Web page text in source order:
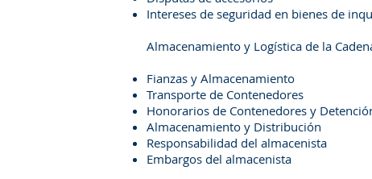
Intereses de seguridad en bienes de
Almacenamiento y Logística de la
Fianzas y Almacenamiento
Transporte de Contenedores
Honorarios de Contenedores y
Almacenamiento y Distribución
Responsabilidad del almacenista
Embargos del almacenista